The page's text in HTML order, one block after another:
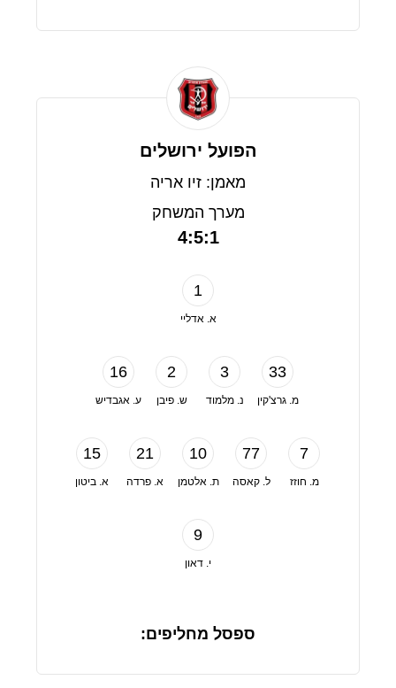
הפועל ירושלים
מאמן: זיו אריה
מערך המשחק
4:5:1
1
א. אדליי
16
ע. אגבדיש
2
ש. פיבן
3
נ. מלמוד
33
מ. גרצ'קין
15
א. ביטון
21
א. פרדה
10
ת. אלטמן
77
ל. קאסה
7
מ. חוזז
9
י. דאון
ספסל מחליפים: